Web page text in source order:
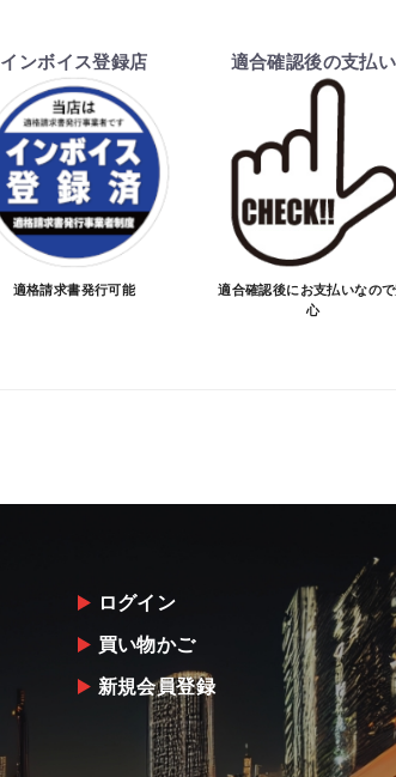
インボイス登録店
適格請求書発行可能
適合確認後の支払い
適合確認後にお支払いなの
心
ログイン
買い物かご
新規会員登録